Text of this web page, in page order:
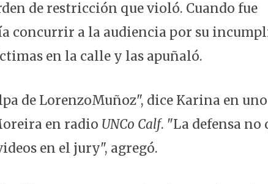
de restricción que violó. Cuando fue
concurrir a la audiencia por su
en la calle y las apuñaló.
de LorenzoMuñoz", dice Karina en uno
en radio UNCo Calf. "La defensa no
en el jury", agregó.